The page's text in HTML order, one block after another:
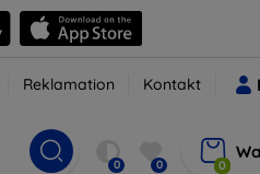
Reklamation Kontakt
0 0 0